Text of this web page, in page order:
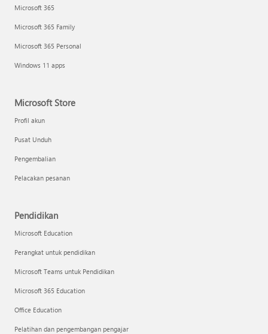
Microsoft 365
Microsoft 365 Family
Microsoft 365 Personal
Windows 11 apps
Microsoft Store
Profil akun
Pusat Unduh
Pengembalian
Pelacakan pesanan
Pendidikan
Microsoft Education
Perangkat untuk pendidikan
Microsoft Teams untuk Pendidikan
Microsoft 365 Education
Office Education
Pelatihan dan pengembangan pengajar